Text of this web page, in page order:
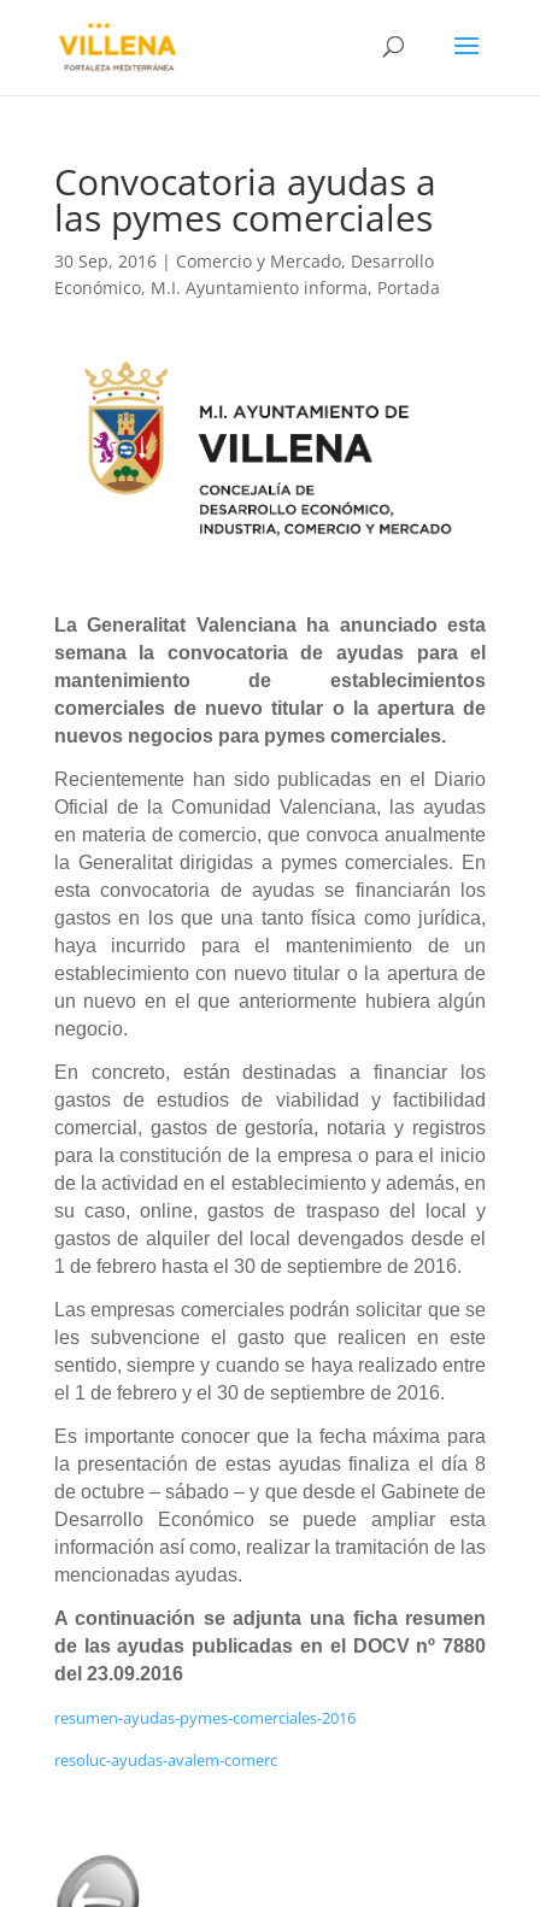
Convocatoria ayudas a
las pymes comerciales
30 Sep, 2016| Comercio y Mercado, Desarrollo
Económico, M.I. Ayuntamiento informa, Portada
La Generalitat Valenciana ha anunciado esta
semana la convocatoria de ayudas para el
mantenimiento de establecimientos
comerciales de nuevo titular o la apertura de
nuevos negocios para pymes comerciales.
Recientemente han sido publicadas en el Diario
Oficial de la Comunidad Valenciana, las ayudas
en materia de comercio, que convoca anualmente
la Generalitat dirigidas a pymes comerciales. En
esta convocatoria de ayudas se financiarán los
gastos en los que una tanto física como jurídica,
haya incurrido para el mantenimiento de un
establecimiento con nuevo titular o la apertura de
un nuevo en el que anteriormente hubiera algún
negocio.
En concreto, están destinadas a financiar los
gastos de estudios de viabilidad y factibilidad
comercial, gastos de gestoría, notaria y registros
para la constitución de la empresa o para el inicio
de la actividad en el establecimiento y además, en
su caso, online, gastos de traspaso del local y
gastos de alquiler del local devengados desde el
1 de febrero hasta el 30 de septiembre de 2016.
Las empresas comerciales podrán solicitar que se
les subvencione el gasto que realicen en este
sentido, siempre y cuando se haya realizado entre
el 1 de febrero y el 30 de septiembre de 2016.
Es importante conocer que la fecha máxima para
la presentación de estas ayudas finaliza el día 8
de octubre – sábado – y que desde el Gabinete de
Desarrollo Económico se puede ampliar esta
información así como, realizar la tramitación de las
mencionadas ayudas.
A continuación se adjunta una ficha resumen
de las ayudas publicadas en el DOCV nº 7880
del 23.09.2016
resumen-ayudas-pymes-comerciales-2016
resoluc-ayudas-avalem-comerc